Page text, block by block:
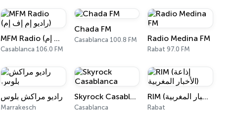
MFM Radio (راديو إم إف إم)
Casablanca 106.0 FM
Chada FM
Casablanca 100.8 FM Radio Medina FM
Rabat 97.0 FM
راديو مراكش بلوس
Marrakesch
Skyrock Casablanca
Casablanca
RIM (إذاعة الأخبار المغربية)
Rabat